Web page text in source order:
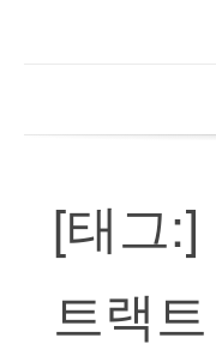
[태그:]
트랙트